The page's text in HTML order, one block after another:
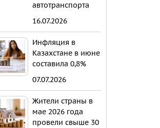
автотранспорта
16.07.2026
Инфляция в
Казахстане в июне
составила 0,8%
07.07.2026
Жители страны в
мае 2026 года
провели свыше 30